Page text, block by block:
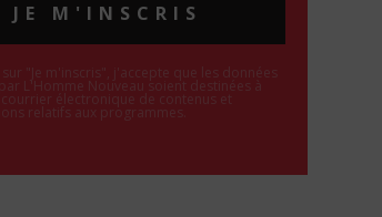
JE M'INSCRIS
"Je m'inscris", j'accepte que les données
L'Homme Nouveau soient destinées à
courrier électronique de contenus et
relatifs aux programmes.